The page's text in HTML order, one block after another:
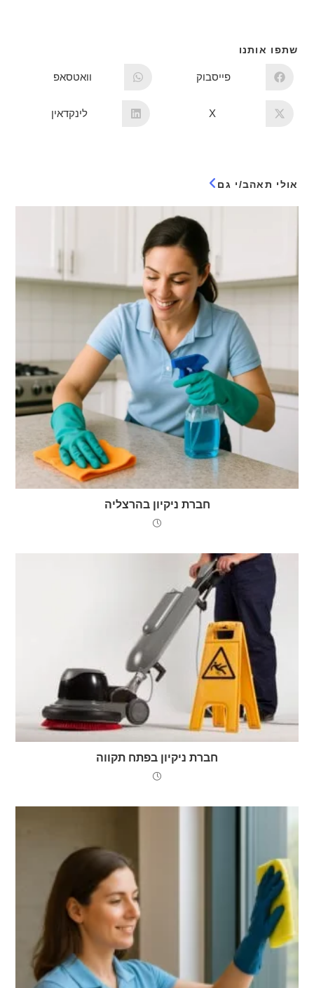
שתפו אותנו
פייסבוק וואטסאפ
X לינקדאין
אולי תאהב/י גם
חברת ניקיון בהרצליה
חברת ניקיון בפתח תקווה